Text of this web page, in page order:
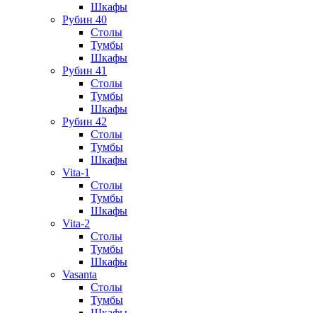
Шкафы
Рубин 40
Столы
Тумбы
Шкафы
Рубин 41
Столы
Тумбы
Шкафы
Рубин 42
Столы
Тумбы
Шкафы
Vita-1
Столы
Тумбы
Шкафы
Vita-2
Столы
Тумбы
Шкафы
Vasanta
Столы
Тумбы